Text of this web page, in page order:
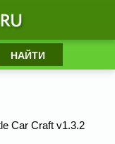
Car Craft v1.3.2